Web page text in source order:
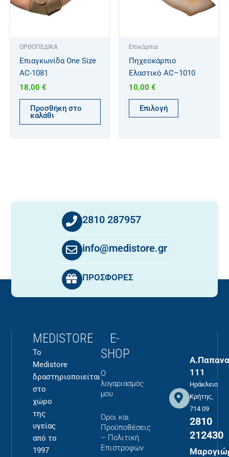
ΟΡΘΟΠΕΔΙΚΑ
Επιαγκωνίδα One Size
AC-1081
18,00 €
Προσθήκη στο
καλάθι
Επικάρπια
Πηχεοκάρπιο
Ελαστικό AC–1010
10,00 €
Επιλογή
παραλλαγές.
στη
προϊόντος
2810 287957
info@medistore.gr
ΠΡΟΣΦΟΡΕΣ
MEDISTORE
Το
Medistore
δραστηριοποιείται
στο
χώρο
της
υγείας
από το
1997
E-
SHOP
Ο
λογαριασμός
μου
Όροι και
Προϋποθέσεις
– Πολιτική
Επιστροφών
111
Ηράκλειο
Κρήτης,
714 09
2810
212430